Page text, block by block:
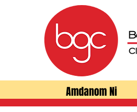
Amdanom Ni